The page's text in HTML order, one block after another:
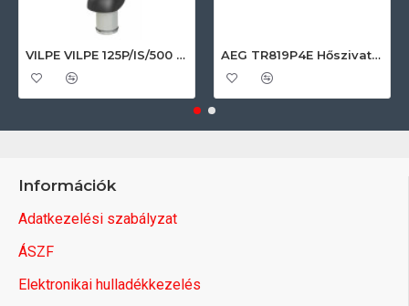
VILPE VILPE 125P/IS/500 FLOW tetőszellőző, fekete Szellőztető ventilátor tartozékok AEG TR819P4E Hőszivattyús szárítógép
Információk
Adatkezelési szabályzat
ÁSZF
Elektronikai hulladékkezelés